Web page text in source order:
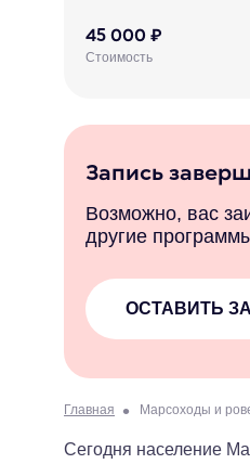
Главная • Марсоходы и
Сегодня население
45 000 ₽
Стоимость
Запись
ОСТАВИТЬ
Возможно, вас
другие